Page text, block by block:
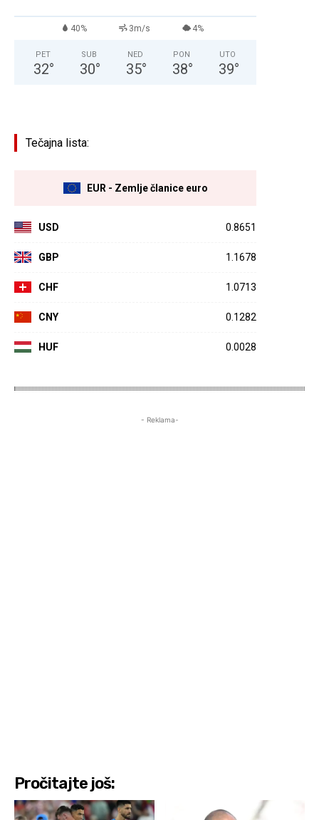
40% 3m/s 4%
PET
32°
SUB
30°
NED
35°
PON
38°
UTO
39°
Tečajna lista:
EUR - Zemlje članice euro
USD 0.8651
GBP 1.1678
CHF 1.0713
CNY 0.1282
HUF 0.0028
- Reklama-
Pročitajte još: